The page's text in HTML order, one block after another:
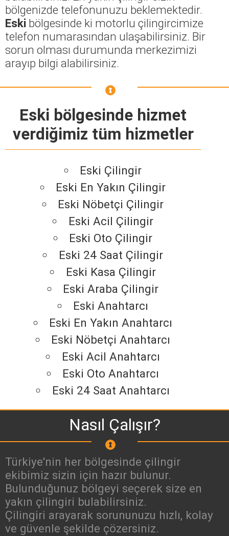
bölgenizde telefonunuzu beklemektedir.
Eski bölgesinde ki motorlu çilingircimize
telefon numarasından ulaşabilirsiniz. Bir
sorun olması durumunda merkezimizi
arayıp bilgi alabilirsiniz.
Eski bölgesinde hizmet
verdiğimiz tüm hizmetler
Eski Çilingir
Eski En Yakın Çilingir
Eski Nöbetçi Çilingir
Eski Acil Çilingir
Eski Oto Çilingir
Eski 24 Saat Çilingir
Eski Kasa Çilingir
Eski Araba Çilingir
Eski Anahtarcı
Eski En Yakın Anahtarcı
Eski Nöbetçi Anahtarcı
Eski Acil Anahtarcı
Eski Oto Anahtarcı
Eski 24 Saat Anahtarcı
Nasıl Çalışır?
Türkiye'nin her bölgesinde çilingir
ekibimiz sizin için hazır bulunur.
Bulunduğunuz bölgeyi seçerek size en
yakın çilingiri bulabilirsiniz.
Çilingiri arayarak sorununuzu hızlı, kolay
ve güvenle şekilde çözersiniz.